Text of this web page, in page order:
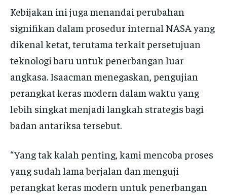
Kebijakan ini juga menandai perubahan
signifikan dalam prosedur internal NASA yang
dikenal ketat, terutama terkait persetujuan
teknologi baru untuk penerbangan luar
angkasa. Isaacman menegaskan, pengujian
perangkat keras modern dalam waktu yang
lebih singkat menjadi langkah strategis bagi
badan antariksa tersebut.
“Yang tak kalah penting, kami mencoba proses
yang sudah lama berjalan dan menguji
perangkat keras modern untuk penerbangan